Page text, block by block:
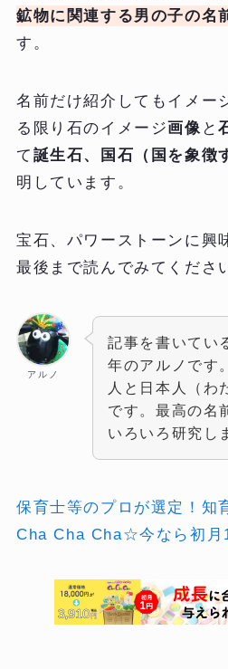
鉱物に関連する男の子の名
す。
名前だけ紹介してもイメー
る限り石のイメージ画像 と
て 誕生石、国石（国を象徴
明しています。
宝石、パワーストーンに興
最後まで読んでみてくださ
アルノ
記事を書いてい
年のアルノです
人と日本人（わ
です。最高の名
いろいろ研究し
保育士等のプロが選定！知
Cha Cha Cha☆今なら初月